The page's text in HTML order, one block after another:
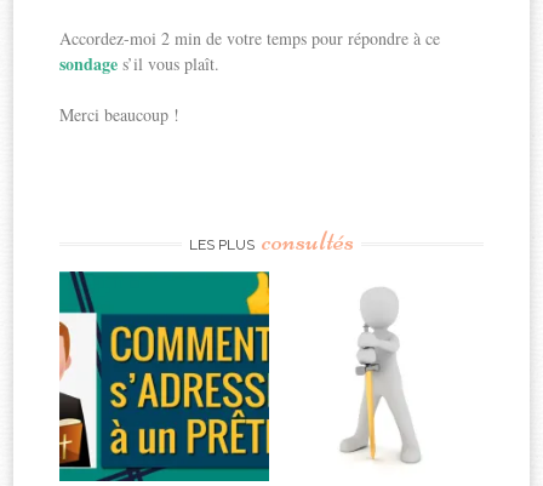
Accordez-moi 2 min de votre temps pour répondre à ce
sondages’il vous plaît.
Merci beaucoup !
LES PLUS consultés